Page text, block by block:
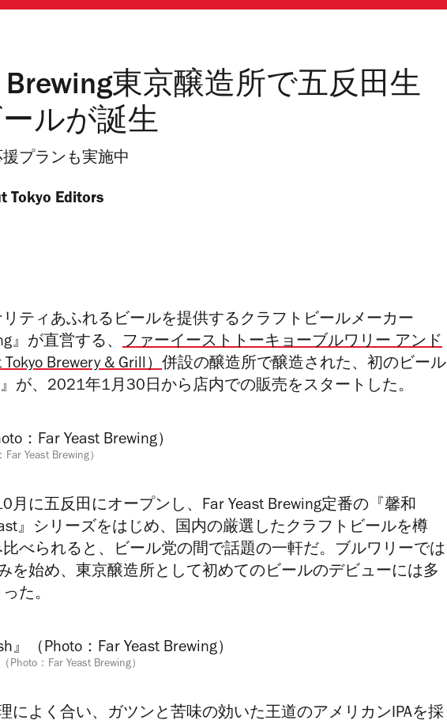
Brewing東京醸造所で五反田生
ルが誕生
プランも実施中
Tokyo Editors
ティあふれるビールを提供する クラフトビールメーカー
』が直営する、 ファーイーストトーキョーブルワリー アンド
Tokyo Brewery & Grill）併設の醸造所 で醸造された、 初のビール
』が、2021年1月30日から店内での販売をスタートした。
Yeast Brewing）
月に五反田にオープンし、Far Yeast Brewing定番の『馨和
』シリーズをはじめ、国内の厳選したクラフトビールを樽
比べられると、ビール党の間で話題の一軒だ。ブルワリーでは
を始め、東京醸造所として初めてのビールのデビューには多
た。
Photo：Far Yeast Brewing）
によく合い、ガツンと苦味の効いた王道のアメリカンIPAを採